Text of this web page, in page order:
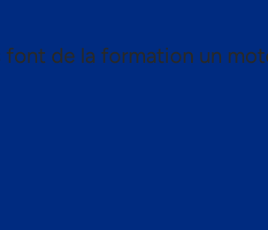
de la formation un